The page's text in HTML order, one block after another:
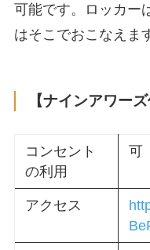
可能です。ロッカー
はそこでおこなえま
【ナインアワー
コンセント
の利用
可
アクセス